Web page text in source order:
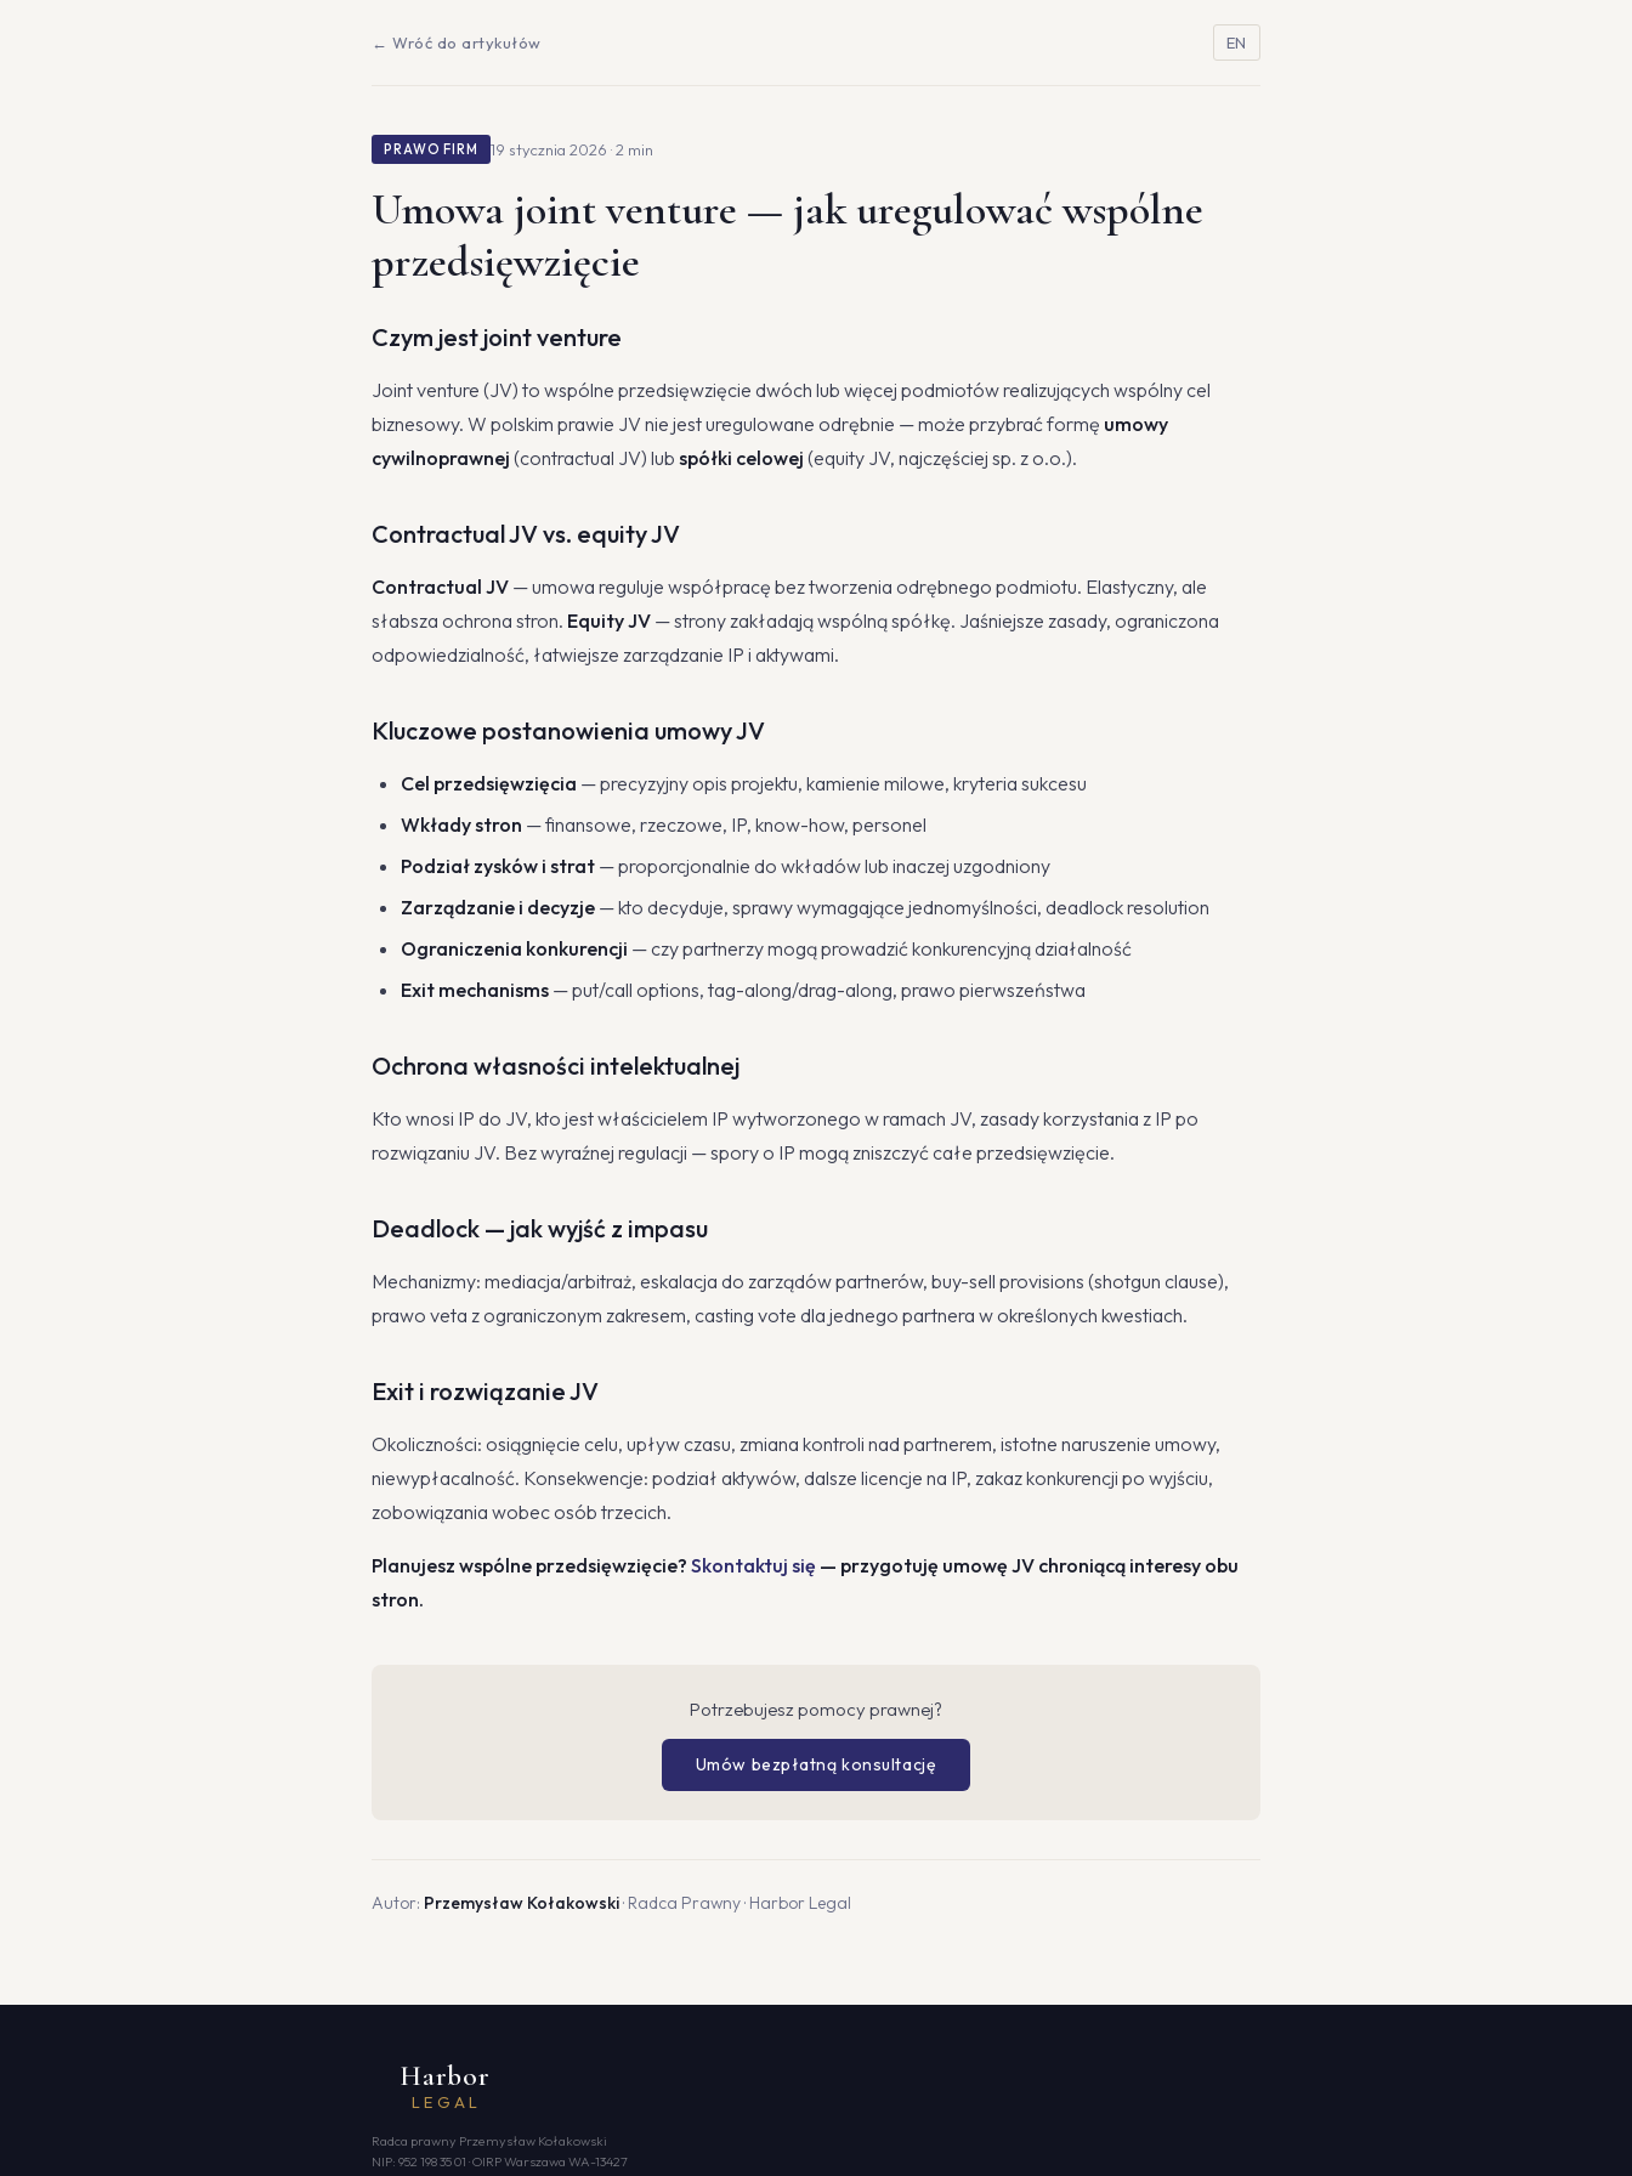
← Wróć do artykułów EN
PRAWO FIRM 19 stycznia 2026 · 2 min
Umowa joint venture — jak uregulować wspólne
przedsięwzięcie
Czym jest joint venture
Joint venture (JV) to wspólne przedsięwzięcie dwóch lub więcej podmiotów realizujących wspólny cel
biznesowy. W polskim prawie JV nie jest uregulowane odrębnie — może przybrać formę umowy
cywilnoprawnej (contractual JV) lub spółki celowej (equity JV, najczęściej sp. z o.o.).
Contractual JV vs. equity JV
Contractual JV — umowa reguluje współpracę bez tworzenia odrębnego podmiotu. Elastyczny, ale
słabsza ochrona stron. Equity JV — strony zakładają wspólną spółkę. Jaśniejsze zasady, ograniczona
odpowiedzialność, łatwiejsze zarządzanie IP i aktywami.
Kluczowe postanowienia umowy JV
Cel przedsięwzięcia — precyzyjny opis projektu, kamienie milowe, kryteria sukcesu
Wkłady stron — finansowe, rzeczowe, IP, know-how, personel
Podział zysków i strat — proporcjonalnie do wkładów lub inaczej uzgodniony
Zarządzanie i decyzje — kto decyduje, sprawy wymagające jednomyślności, deadlock resolution
Ograniczenia konkurencji — czy partnerzy mogą prowadzić konkurencyjną działalność
Exit mechanisms — put/call options, tag-along/drag-along, prawo pierwszeństwa
Ochrona własności intelektualnej
Kto wnosi IP do JV, kto jest właścicielem IP wytworzonego w ramach JV, zasady korzystania z IP po
rozwiązaniu JV. Bez wyraźnej regulacji — spory o IP mogą zniszczyć całe przedsięwzięcie.
Deadlock — jak wyjść z impasu
Mechanizmy: mediacja/arbitraż, eskalacja do zarządów partnerów, buy-sell provisions (shotgun clause),
prawo veta z ograniczonym zakresem, casting vote dla jednego partnera w określonych kwestiach.
Exit i rozwiązanie JV
Okoliczności: osiągnięcie celu, upływ czasu, zmiana kontroli nad partnerem, istotne naruszenie umowy,
niewypłacalność. Konsekwencje: podział aktywów, dalsze licencje na IP, zakaz konkurencji po wyjściu,
zobowiązania wobec osób trzecich.
Planujesz wspólne przedsięwzięcie? Skontaktuj się — przygotuję umowę JV chroniącą interesy obu
stron.
Potrzebujesz pomocy prawnej?
Umów bezpłatną konsultację
Autor: Przemysław Kołakowski· Radca Prawny · Harbor Legal
LEGAL
Harbor
Radca prawny Przemysław Kołakowski
NIP: 952 198 35 01 · OIRP Warszawa WA-13427